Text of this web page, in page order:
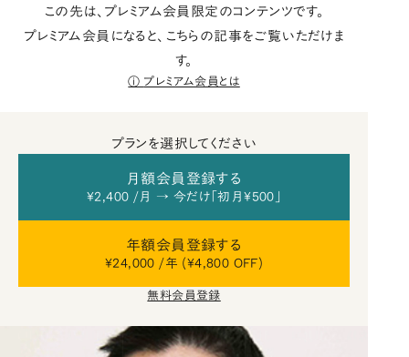
この先は、プレミアム会員限定のコンテンツです。
プレミアム会員になると、こちらの記事をご覧いただけま
す。
プレミアム会員とは
プランを選択してください
月額会員登録する
¥2,400 /月 → 今だけ「初月¥500」
年額会員登録する
¥24,000 /年 (¥4,800 OFF)
無料会員登録